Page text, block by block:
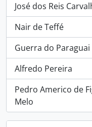
José dos Reis
, 32 resultados
Nair de Teffé
, 31 resultados
Guerra do Paraguai
, 22 resultados
Alfredo Pereira
, 13 resultados
Pedro Americo de
Melo
, 13 resultados